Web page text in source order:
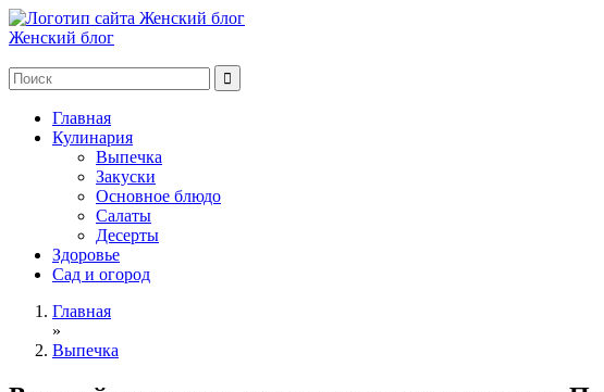
Женский блог
Главная
Кулинария
Выпечка
Закуски
Основное блюдо
Салаты
Десерты
Здоровье
Сад и огород
Главная
»
Выпечка